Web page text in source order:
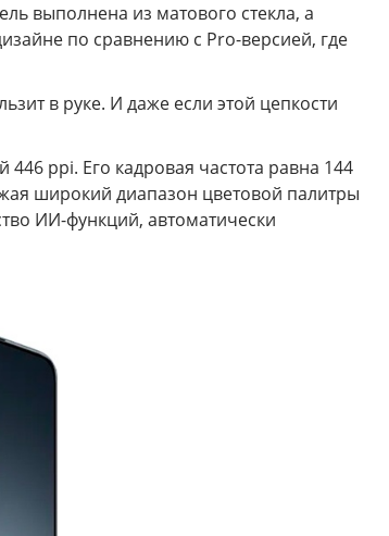
выполнена из матового стекла, а
по сравнению с Pro-версией, где
в руке. И даже если этой цепкости
ppi. Его кадровая частота равна 144
широкий диапазон цветовой палитры
ИИ-функций, автоматически